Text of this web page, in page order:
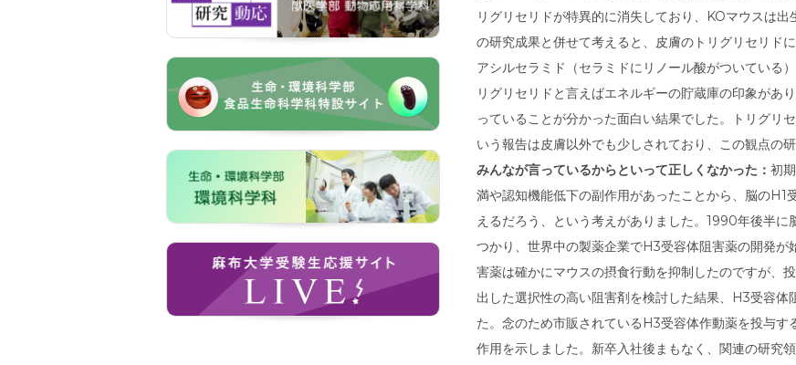
リグリセリドが特異的に消失しており、KOマウスは
の研究成果と併せて考えると、皮膚のトリグリセリド
アシルセラミド（セラミドにリノール酸がついている
リグリセリドと言えばエネルギーの貯蔵庫の印象があ
っていることが分かった面白い結果でした。トリグリ
いう報告は皮膚以外でも少しされており、この観点の
みんなが言っているからといって正しくなかった： 初
満や認知機能低下の副作用があったことから、脳のH1
えるだろう、という考えがありました。1990年後半
つかり、世界中の製薬企業でH3受容体阻害薬の開発
害薬は確かにマウスの摂食行動を抑制したのですが、
出した選択性の高い阻害剤を検討した結果、H3受容体
た。念のため市販されているH3受容体作動薬を投与
作用を示しました。新卒入社後まもなく、関連の研究